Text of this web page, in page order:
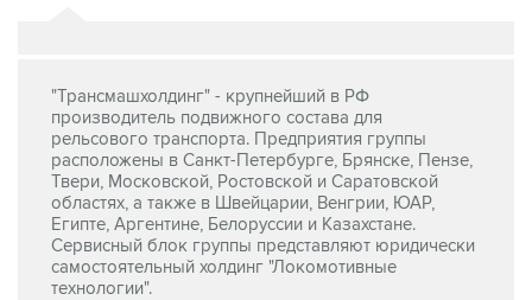
"Трансмашхолдинг" - крупнейший в РФ
производитель подвижного состава для
рельсового транспорта. Предприятия группы
расположены в Санкт-Петербурге, Брянске, Пензе,
Твери, Московской, Ростовской и Саратовской
областях, а также в Швейцарии, Венгрии, ЮАР,
Египте, Аргентине, Белоруссии и Казахстане.
Сервисный блок группы представляют юридически
самостоятельный холдинг "Локомотивные
технологии".